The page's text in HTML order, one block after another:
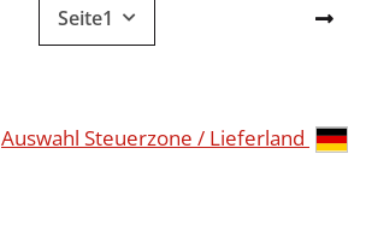
Seite1
Auswahl Steuerzone / Lieferland